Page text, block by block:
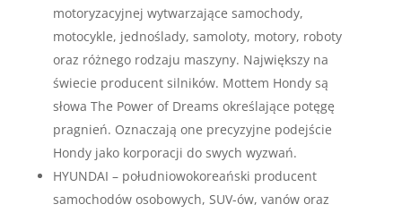
motoryzacyjnej wytwarzające samochody,
motocykle, jednoślady, samoloty, motory, roboty
oraz różnego rodzaju maszyny. Największy na
świecie producent silników. Mottem Hondy są
słowa The Power of Dreams określające potęgę
pragnień. Oznaczają one precyzyjne podejście
Hondy jako korporacji do swych wyzwań.
HYUNDAI – południowokoreański producent
samochodów osobowych, SUV-ów, vanów oraz